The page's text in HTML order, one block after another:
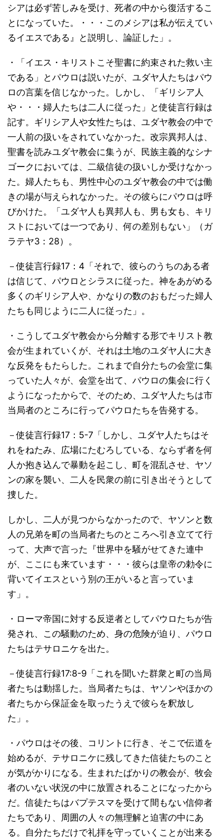
シアは必ず苦しみを受け、死者の中から復活するこ
とになっていた。・・・このメシアは私が伝えてい
るイエスである』と説明し、論証した」。
・「イエス・キリストこそ聖書に約束された救い主
である」とパウロは説いたが、ユダヤ人たちはパウ
ロの言葉を信じなかった。しかし、「ギリシア人
や・・・婦人たちは二人に従った」と使徒言行録は
記す。ギリシア人や女性たちは、ユダヤ教会の中で
一人前の扱いをされていなかった。改宗異邦人は、
聖書を読みユダヤ教会に集うが、民族主義的なシナ
ゴークにおいては、二級信徒の扱いしか受けなかっ
た。婦人たちも、男性中心のユダヤ教会の中では働
きの場が与えられなかった。その彼らにパウロは呼
びかけた。「ユダヤ人も異邦人も、男も女も、キリ
ストにおいては一つであり、何の差別もない」（ガ
ラテヤ3：28）。
－使徒言行録17：4「それで、彼らのうちのある者
は信じて、パウロとシラスに従った。神をあがめる
多くのギリシア人や、かなりの数のおもだった婦人
たちも同じように二人に従った」。
・こうしてユダヤ教会から分離する形でキリスト教
会が生まれていくが、それは土地のユダヤ人に大き
な反発をもたらした。これまで自分たちの会堂に集
っていた人々が、会堂を出て、パウロの集会に行く
ようになったからで、そのため、ユダヤ人たちは市
当局者のところに行ってパウロたちを告発する。
－使徒言行録17：5-7「しかし、ユダヤ人たちはそ
れをねたみ、広場にたむろしている、ならず者を何
人か抱き込んで暴動を起こし、町を混乱させ、ヤソ
ンの家を襲い、二人を民衆の前に引き出そうとして
捜した。
しかし、二人が見つからなかったので、ヤソンと数
人の兄弟を町の当局者たちのところへ引き立てて行
って、大声で言った『世界中を騒がせてきた連中
が、ここにも来ています・・・彼らは皇帝の勅令に
背いてイエスという別の王がいると言っていま
す」。
・ローマ帝国に対する反逆者としてパウロたちが告
発され、この騒動のため、身の危険が迫り、パウロ
たちはテサロニケを出た。
－使徒言行録17:8-9「これを聞いた群衆と町の当局
者たちは動揺した。当局者たちは、ヤソンやほかの
者たちから保証金を取ったうえで彼らを釈放し
た」。
・パウロはその後、コリントに行き、そこで伝道を
始めるが、テサロニケに残してきた信徒たちのこと
が気がかりになる。生まれたばかりの教会が、牧会
者のいない状況の中に放置されることになったから
だ。信徒たちはバプテスマを受けて間もない信仰者
たちであり、周囲の人々の無理解と迫害の中にあ
る。自分たちだけで礼拝を守っていくことが出来る